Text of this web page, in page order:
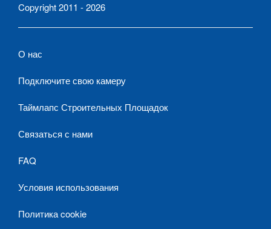
Copyright 2011 - 2026
О нас
Подключите свою камеру
Таймлапс Строительных Площадок
Связаться с нами
FAQ
Условия использования
Политика cookie